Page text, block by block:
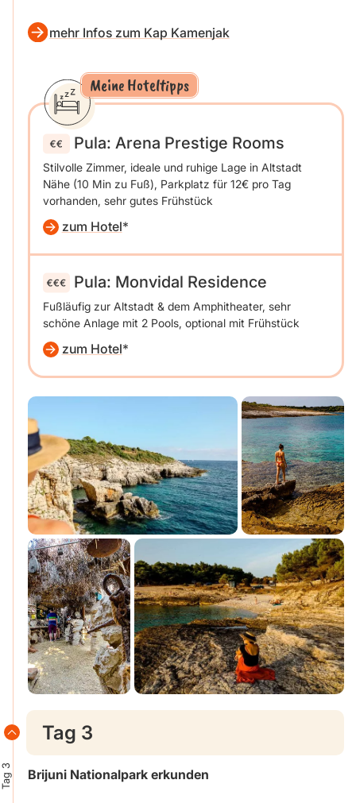
mehr Infos zum Kap Kamenjak
Meine Hoteltipps
Pula: Arena Prestige Rooms
Stilvolle Zimmer, ideale und ruhige Lage in Altstadt
Nähe (10 Min zu Fuß), Parkplatz für 12€ pro Tag
vorhanden, sehr gutes Frühstück
zum Hotel
Pula: Monvidal Residence
Fußläufig zur Altstadt & dem Amphitheater, sehr
schöne Anlage mit 2 Pools, optional mit Frühstück
zum Hotel
Tag 3
Tag 3
Brijuni Nationalpark erkunden